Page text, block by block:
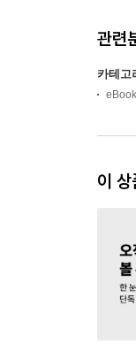
관련
카테고
eBook
이